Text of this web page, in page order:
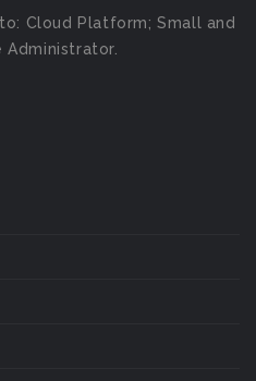
Cloud Platform; Small and
Administrator.